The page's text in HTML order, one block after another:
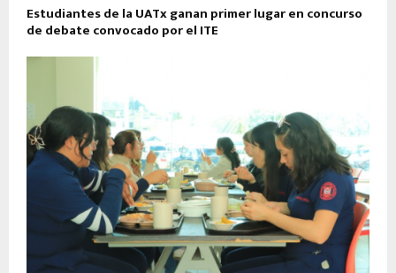
Estudiantes de la UATx ganan primer lugar en concurso
de debate convocado por el ITE